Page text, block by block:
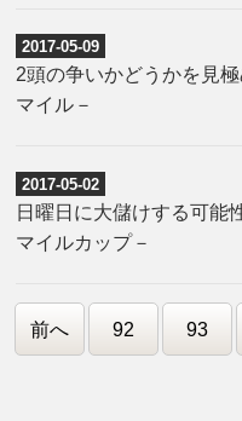
2017-05-09
2頭の争いかどうかを見
マイル－
2017-05-02
日曜日に大儲けする可能
マイルカップ－
前へ 92 93